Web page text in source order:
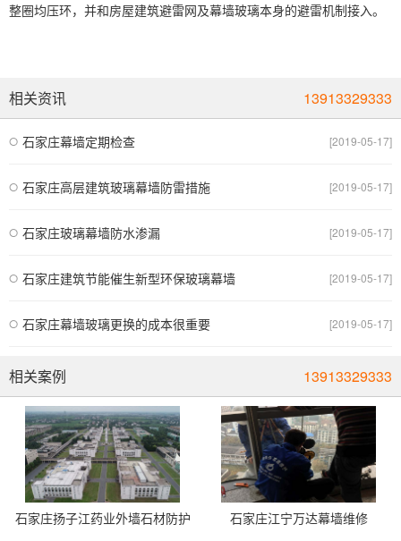
整圈均压环，并和房屋建筑避雷网及幕墙玻璃本身的避雷机制接入。
13913329333
相关资讯
[2019-05-17]
石家庄幕墙定期检查
[2019-05-17]
石家庄高层建筑玻璃幕墙防雷措施
[2019-05-17]
石家庄玻璃幕墙防水渗漏
[2019-05-17]
石家庄建筑节能催生新型环保玻璃幕墙
[2019-05-17]
石家庄幕墙玻璃更换的成本很重要
13913329333
相关案例
石家庄扬子江药业外墙石材防护 石家庄江宁万达幕墙维修